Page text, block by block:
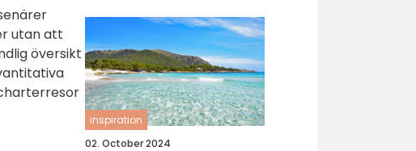
utan att
översikt
inspiration
02. October 2024